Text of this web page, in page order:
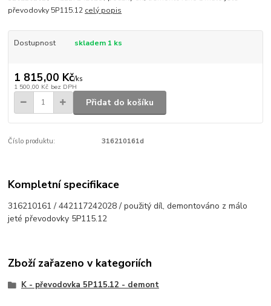
převodovky 5P115.12 celý popis
Dostupnost skladem 1 ks
1 815,00 Kč/ks
1 500,00 Kč bez DPH
Přidat do košíku
Číslo produktu: 316210161d
Kompletní specifikace
316210161 / 442117242028 / použitý díl, demontováno z málo
jeté převodovky 5P115.12
Zboží zařazeno v kategoriích
K - převodovka 5P115.12 - demont